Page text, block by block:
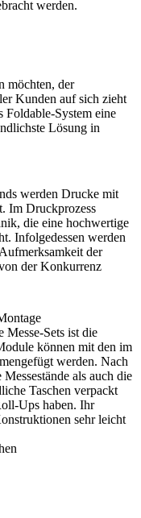
werden.
möchten, der
Kunden auf sich zieht
Foldable-System eine
Lösung in
werden Drucke mit
Im Druckprozess
die eine hochwertige
Infolgedessen werden
der
der Konkurrenz
Sets ist die
können mit den im
werden. Nach
als auch die
Taschen verpackt
Ups haben. Ihr
sehr leicht